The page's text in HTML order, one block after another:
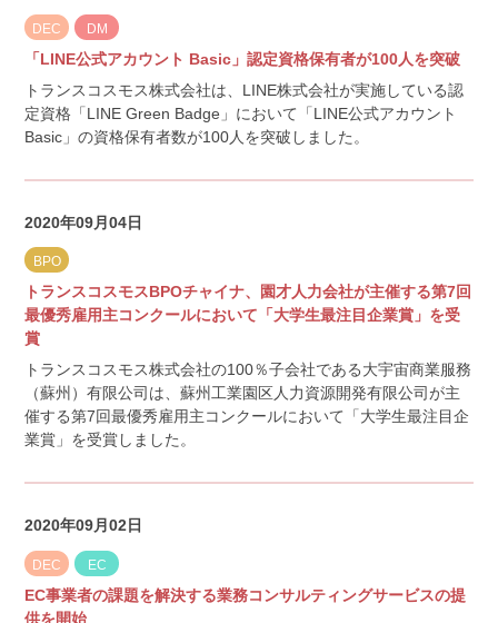
DEC DM
「LINE公式アカウント Basic」認定資格保有者が100人を突破
トランスコスモス株式会社は、LINE株式会社が実施している認
定資格「LINE Green Badge」において「LINE公式アカウント
Basic」の資格保有者数が100人を突破しました。
2020年09月04日
BPO
トランスコスモスBPOチャイナ、園才人力会社が主催する第7回
最優秀雇用主コンクールにおいて「大学生最注目企業賞」を受
賞
トランスコスモス株式会社の100％子会社である大宇宙商業服務
（蘇州）有限公司は、蘇州工業園区人力資源開発有限公司が主
催する第7回最優秀雇用主コンクールにおいて「大学生最注目企
業賞」を受賞しました。
2020年09月02日
DEC EC
EC事業者の課題を解決する業務コンサルティングサービスの提
供を開始